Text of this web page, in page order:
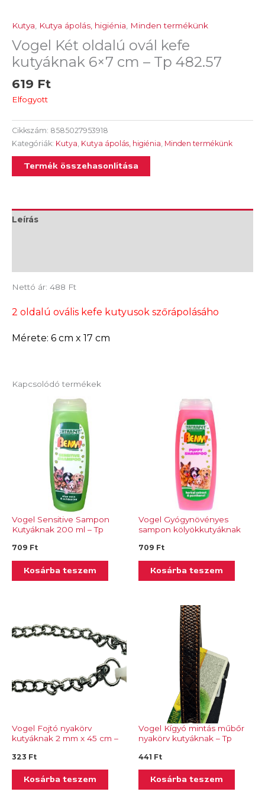
Kutya Kutya ápolás, higiénia Minden termékünk
Vogel Két oldalú ovál kefe
kutyáknak 6×7 cm – Tp 482.57
619 Ft
Elfogyott
Cikkszám: 8585027953918
Kategóriák: Kutya, Kutya ápolás, higiénia, Minden termékünk
Termék összehasonlítása
Leírás
Nettó ár: 488 Ft
2 oldalú ovális kefe kutyusok szőrápolásáho
Mérete: 6 cm x 17 cm
Kapcsolódó termékek
Vogel Sensitive Sampon
Kutyáknak 200 ml – Tp
709 Ft
Kosárba teszem
Vogel Gyógynövényes
sampon kölyökkutyáknak
709 Ft
Kosárba teszem
Vogel Fojtó nyakörv
kutyáknak 2 mm x 45 cm –
323 Ft
Kosárba teszem
Vogel Kígyó mintás műbőr
nyakörv kutyáknak – Tp
441 Ft
Kosárba teszem